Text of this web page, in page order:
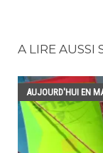
A LIRE AUSSI
AUJOURD'HUI EN